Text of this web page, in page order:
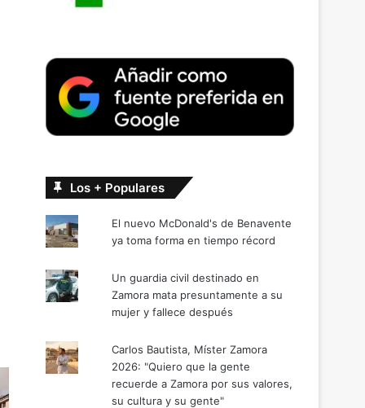
Los + Populares
El nuevo McDonald's de Benavente
ya toma forma en tiempo récord
Un guardia civil destinado en
Zamora mata presuntamente a su
mujer y fallece después
Carlos Bautista, Míster Zamora
2026: "Quiero que la gente
recuerde a Zamora por sus valores,
su cultura y su gente"